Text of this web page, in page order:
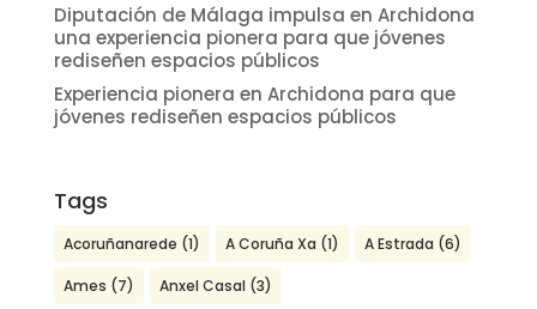
Diputación de Málaga impulsa en Archidona
una experiencia pionera para que jóvenes
rediseñen espacios públicos
Experiencia pionera en Archidona para que
jóvenes rediseñen espacios públicos
Tags
Acoruñanarede (1) A Coruña Xa (1) A Estrada (6)
Ames (7) Anxel Casal (3)